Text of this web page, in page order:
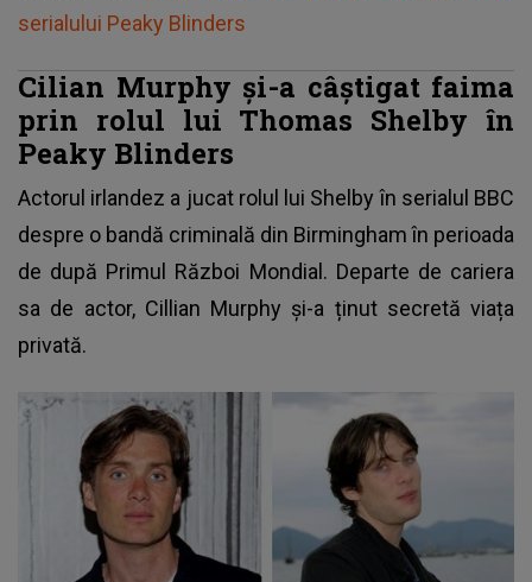
serialului Peaky Blinders
Cilian Murphy și-a câștigat faima
prin rolul lui Thomas Shelby în
Peaky Blinders
Actorul irlandez a jucat rolul lui Shelby în serialul BBC
despre o bandă criminală din Birmingham în perioada
de după Primul Război Mondial. Departe de cariera
sa de actor, Cillian Murphy și-a ținut secretă viața
privată.